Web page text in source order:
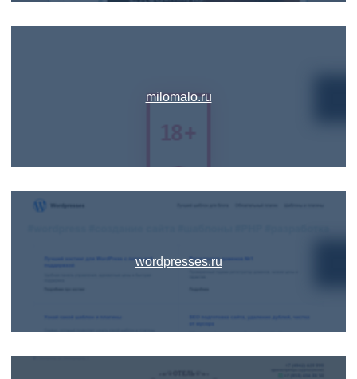
milomalo.ru
wordpresses.ru